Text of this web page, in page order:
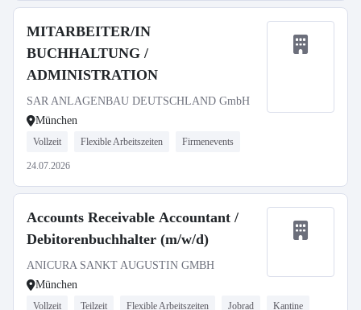
MITARBEITER/IN
BUCHHALTUNG /
ADMINISTRATION
SAR ANLAGENBAU DEUTSCHLAND GmbH
München
Vollzeit Flexible Arbeitszeiten Firmenevents
24.07.2026
Accounts Receivable Accountant /
Debitorenbuchhalter (m/w/d)
ANICURA SANKT AUGUSTIN GMBH
München
Vollzeit Teilzeit Flexible Arbeitszeiten Jobrad Kantine